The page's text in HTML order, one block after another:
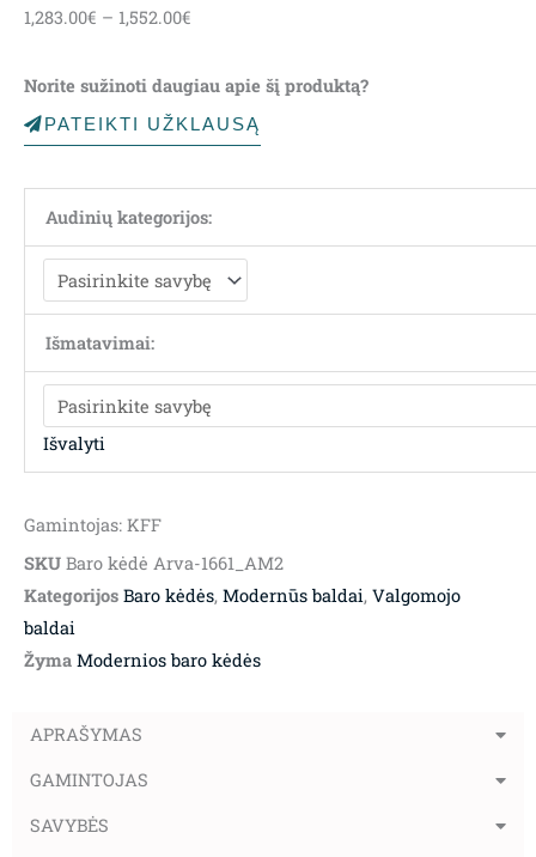
1,283.00€ – 1,552.00€
through
1,552.00€
Norite sužinoti daugiau apie šį produktą?
PATEIKTI UŽKLAUSĄ
Audinių kategorijos:
Išmatavimai:
Išvalyti
Gamintojas: KFF
SKU Baro kėdė Arva-1661_AM2
Kategorijos Baro kėdės, Modernūs baldai, Valgomojo
baldai
Žyma Modernios baro kėdės
APRAŠYMAS
GAMINTOJAS
SAVYBĖS